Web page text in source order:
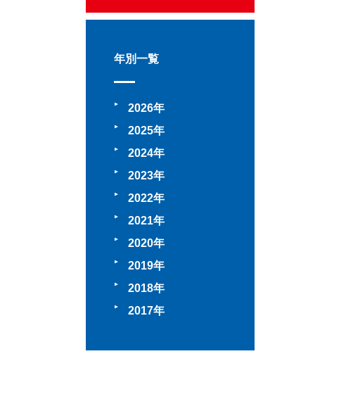
年別一覧
2026
2025
2024
2023
2022
2021
2020
2019
2018
2017